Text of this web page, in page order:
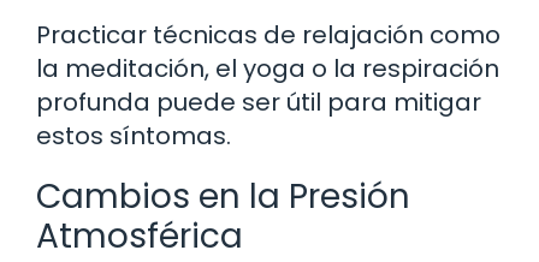
Practicar técnicas de relajación como
la meditación, el yoga o la respiración
profunda puede ser útil para mitigar
estos síntomas.
Cambios en la Presión
Atmosférica